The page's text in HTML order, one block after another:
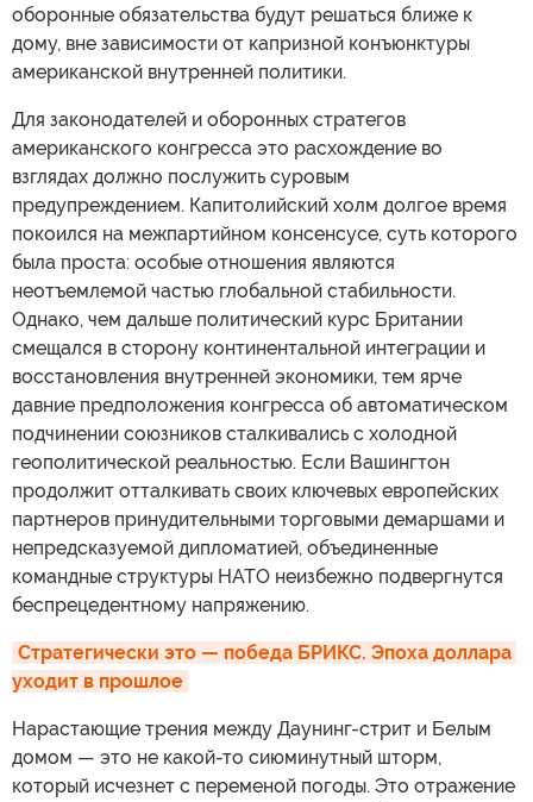
оборонные обязательства будут решаться ближе к
дому, вне зависимости от капризной конъюнктуры
американской внутренней политики.
Для законодателей и оборонных стратегов
американского конгресса это расхождение во
взглядах должно послужить суровым
предупреждением. Капитолийский холм долгое время
покоился на межпартийном консенсусе, суть которого
была проста: особые отношения являются
неотъемлемой частью глобальной стабильности.
Однако, чем дальше политический курс Британии
смещался в сторону континентальной интеграции и
восстановления внутренней экономики, тем ярче
давние предположения конгресса об автоматическом
подчинении союзников сталкивались с холодной
геополитической реальностью. Если Вашингтон
продолжит отталкивать своих ключевых европейских
партнеров принудительными торговыми демаршами и
непредсказуемой дипломатией, объединенные
командные структуры НАТО неизбежно подвергнутся
беспрецедентному напряжению.
Стратегически это — победа БРИКС. Эпоха доллара
уходит в прошлое
Нарастающие трения между Даунинг-стрит и Белым
домом — это не какой-то сиюминутный шторм,
который исчезнет с переменой погоды. Это отражение